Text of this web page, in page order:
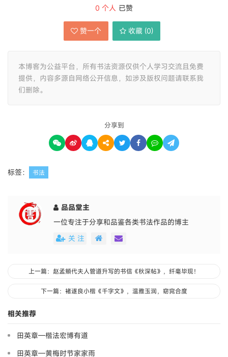
0 个人 已赞
赞一个 收藏 (0)
本博客为公益平台，所有书法资源仅供个人学习交流且免费
提供，内容多源自网络公开信息，如涉及版权问题请联系我
们删除。
分享到
标签： 书法
品品堂主
一位专注于分享和品鉴各类书法作品的博主
关 注
上一篇：赵孟頫代夫人管道升写的书信《秋深帖》，纤毫毕现！
下一篇：褚遂良小楷《千字文》，温雅玉润，窈窕合度
相关推荐
田英章—楷法宏博有道
田英章—黄梅时节家家雨